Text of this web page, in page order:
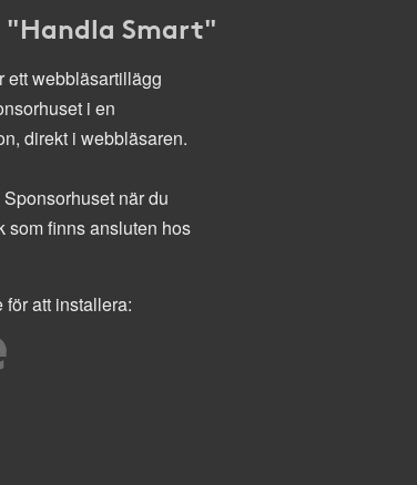
Smart"
ett webbläsartillägg
i en
direkt i webbläsaren.
när du
som finns ansluten hos
att installera: